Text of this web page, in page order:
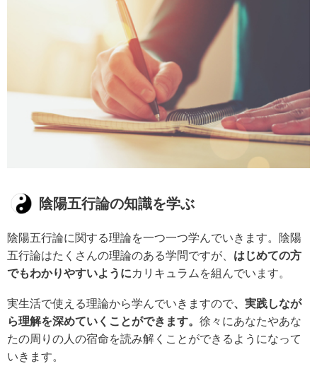
陰陽五行論の知識を学ぶ
陰陽五行論に関する理論を一つ一つ学んでいきます。陰陽
五行論はたくさんの理論のある学問ですが、 はじめての方
でもわかりやすいようにカリキュラムを組んでいます。
実生活で使える理論から学んでいきますので、実践しなが
ら理解を深めていくことができます。 徐々にあなたやあな
たの周りの人の宿命を読み解くことができるようになって
いきます。